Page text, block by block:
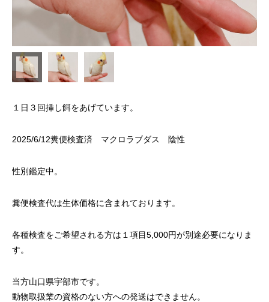
１日３回挿し餌をあげています。
2025/6/12糞便検査済 マクロラブダス 陰性
性別鑑定中。
糞便検査代は生体価格に含まれております。
各種検査をご希望される方は１項目5,000円が別途必要になりま
す。
当方山口県宇部市です。
動物取扱業の資格のない方への発送はできません。